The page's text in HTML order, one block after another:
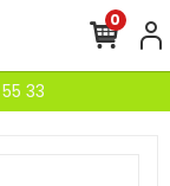
33
0